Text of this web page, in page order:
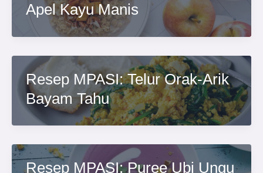
Apel Kayu Manis
Resep MPASI: Telur Orak-Arik
Bayam Tahu
Resep MPASI: Puree Ubi Ungu